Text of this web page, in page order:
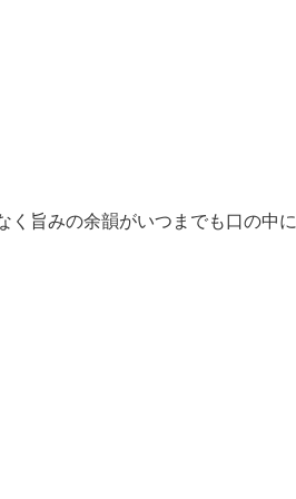
く旨みの余韻がいつまでも口の中に